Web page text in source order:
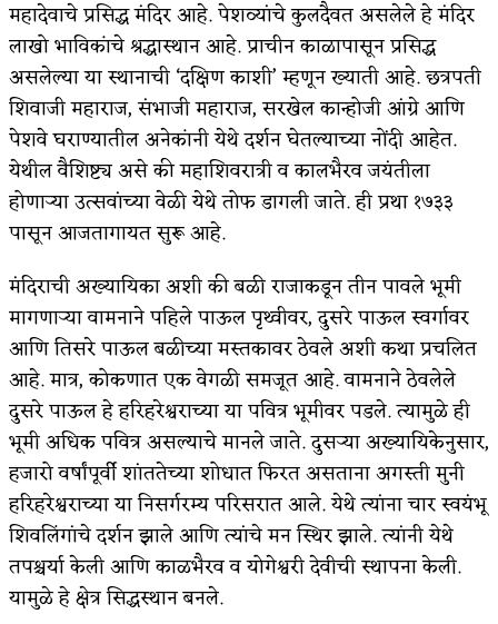
बुडीच खटलं – संयुक्त कुटुंब का गरजेचं?
महादेवाचे प्रसिद्ध मंदिर आहे. पेशव्यांचे कुलदैवत असलेले हे मंदिर
लाखो भाविकांचे श्रद्धास्थान आहे. प्राचीन काळापासून प्रसिद्ध
असलेल्या या स्थानाची ‘दक्षिण काशी’ म्हणून ख्याती आहे. छत्रपती
शिवाजी महाराज, संभाजी महाराज, सरखेल कान्होजी आंग्रे आणि
पेशवे घराण्यातील अनेकांनी येथे दर्शन घेतल्याच्या नोंदी आहेत.
येथील वैशिष्ट्य असे की महाशिवरात्री व कालभैरव जयंतीला
होणाऱ्या उत्सवांच्या वेळी येथे तोफ डागली जाते. ही प्रथा १७३३
पासून आजतागायत सुरू आहे.
मंदिराची अख्यायिका अशी की बळी राजाकडून तीन पावले भूमी
मागणाऱ्या वामनाने पहिले पाऊल पृथ्वीवर, दुसरे पाऊल स्वर्गावर
आणि तिसरे पाऊल बळीच्या मस्तकावर ठेवले अशी कथा प्रचलित
आहे. मात्र, कोकणात एक वेगळी समजूत आहे. वामनाने ठेवलेले
दुसरे पाऊल हे हरिहरेश्वराच्या या पवित्र भूमीवर पडले. त्यामुळे ही
भूमी अधिक पवित्र असल्याचे मानले जाते. दुसऱ्या अख्यायिकेनुसार,
हजारो वर्षांपूर्वी शांततेच्या शोधात फिरत असताना अगस्ती मुनी
हरिहरेश्वराच्या या निसर्गरम्य परिसरात आले. येथे त्यांना चार स्वयंभू
शिवलिंगांचे दर्शन झाले आणि त्यांचे मन स्थिर झाले. त्यांनी येथे
तपश्चर्या केली आणि काळभैरव व योगेश्वरी देवीची स्थापना केली.
यामुळे हे क्षेत्र सिद्धस्थान बनले.